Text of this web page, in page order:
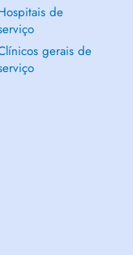
de
gerais de